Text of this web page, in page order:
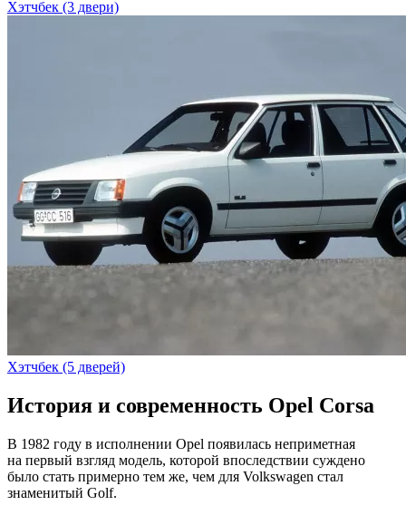
Хэтчбек (3 двери)
Хэтчбек (5 дверей)
История и современность Opel Corsa
В 1982 году в исполнении Opel появилась неприметная
на первый взгляд модель, которой впоследствии суждено
было стать примерно тем же, чем для Volkswagen стал
знаменитый Golf.